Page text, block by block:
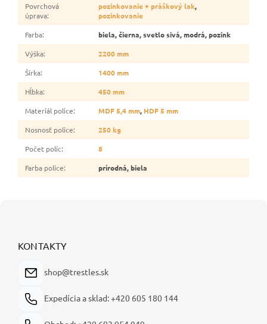
Povrchová
úprava:
pozinkovanie + práškový lak,
pozinkovanie
Farba:
biela, čierna, svetlo sivá, modrá, pozink
Výška:
2200 mm
Šírka:
1400 mm
Hĺbka:
450 mm
Materiál police: MDF 5,4 mm, HDF 5 mm
Nosnosť police:
250 kg
Počet políc:
8
Farba police: prírodná, biela
KONTAKTY
shop@trestles.sk
Expedícia a sklad: +420 605 180 144